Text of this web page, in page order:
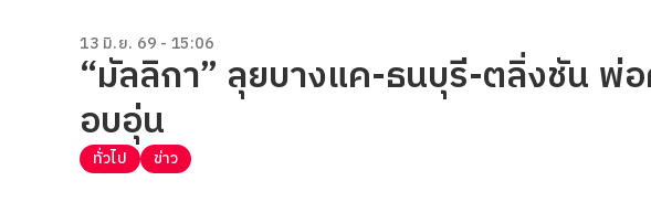
13 มิ.ย. 69 - 15:06
“มัลลิกา” ลุยบางแค-ธนบุรี-ตลิ่งชัน พ่
อบอุ่น
ทั่วไป ข่าว